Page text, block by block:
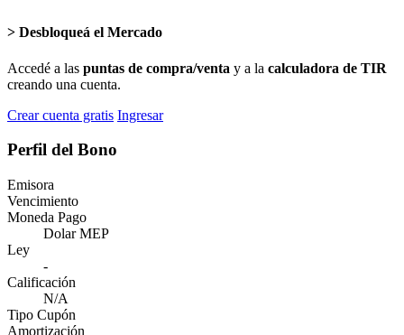
> Desbloqueá el Mercado
Accedé a las puntas de compra/venta y a la calculadora de TIR
creando una cuenta.
Crear cuenta gratis Ingresar
Perfil del Bono
Emisora
Vencimiento
Moneda Pago
Dolar MEP
Ley
-
Calificación
N/A
Tipo Cupón
Amortización